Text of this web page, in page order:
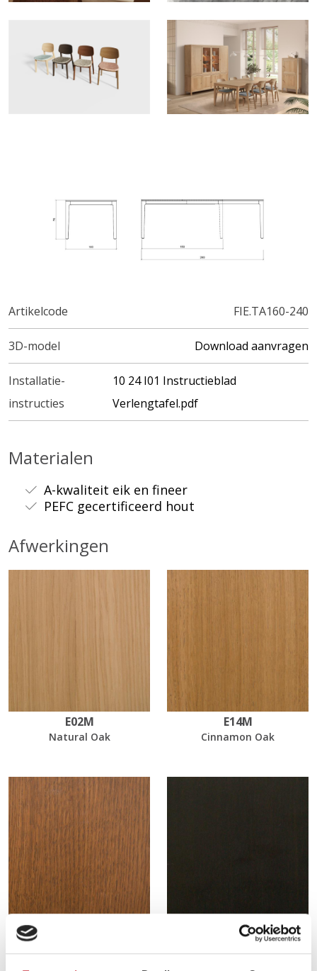
Artikelcode FIE.TA160-240
3D-model Download aanvragen
Installatie-
instructies
10 24 I01 Instructieblad
Verlengtafel.pdf
Materialen
A-kwaliteit eik en fineer
PEFC gecertificeerd hout
Afwerkingen
E02M
Natural Oak
E14M
Cinnamon Oak
Light Walnut Oak
EL55
Black Brushed Oak